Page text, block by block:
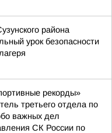
района
урок безопасности
рекорды»
третьего отдела по
важных дел
СК России по